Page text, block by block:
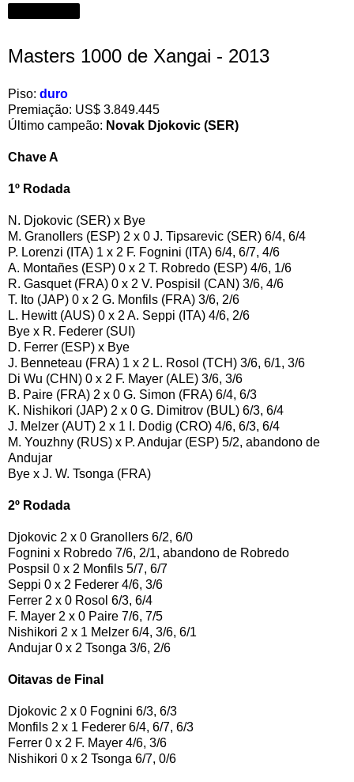
Masters 1000 de Xangai - 2013
Piso: duro
Premiação: US$ 3.849.445
Último campeão: Novak Djokovic (SER)
Chave A
1º Rodada
N. Djokovic (SER) x Bye
M. Granollers (ESP) 2 x 0 J. Tipsarevic (SER) 6/4, 6/4
P. Lorenzi (ITA) 1 x 2 F. Fognini (ITA) 6/4, 6/7, 4/6
A. Montañes (ESP) 0 x 2 T. Robredo (ESP) 4/6, 1/6
R. Gasquet (FRA) 0 x 2 V. Pospisil (CAN) 3/6, 4/6
T. Ito (JAP) 0 x 2 G. Monfils (FRA) 3/6, 2/6
L. Hewitt (AUS) 0 x 2 A. Seppi (ITA) 4/6, 2/6
Bye x R. Federer (SUI)
D. Ferrer (ESP) x Bye
J. Benneteau (FRA) 1 x 2 L. Rosol (TCH) 3/6, 6/1, 3/6
Di Wu (CHN) 0 x 2 F. Mayer (ALE) 3/6, 3/6
B. Paire (FRA) 2 x 0 G. Simon (FRA) 6/4, 6/3
K. Nishikori (JAP) 2 x 0 G. Dimitrov (BUL) 6/3, 6/4
J. Melzer (AUT) 2 x 1 I. Dodig (CRO) 4/6, 6/3, 6/4
M. Youzhny (RUS) x P. Andujar (ESP) 5/2, abandono de
Andujar
Bye x J. W. Tsonga (FRA)
2º Rodada
Djokovic 2 x 0 Granollers 6/2, 6/0
Fognini x Robredo 7/6, 2/1, abandono de Robredo
Pospsil 0 x 2 Monfils 5/7, 6/7
Seppi 0 x 2 Federer 4/6, 3/6
Ferrer 2 x 0 Rosol 6/3, 6/4
F. Mayer 2 x 0 Paire 7/6, 7/5
Nishikori 2 x 1 Melzer 6/4, 3/6, 6/1
Andujar 0 x 2 Tsonga 3/6, 2/6
Oitavas de Final
Djokovic 2 x 0 Fognini 6/3, 6/3
Monfils 2 x 1 Federer 6/4, 6/7, 6/3
Ferrer 0 x 2 F. Mayer 4/6, 3/6
Nishikori 0 x 2 Tsonga 6/7, 0/6